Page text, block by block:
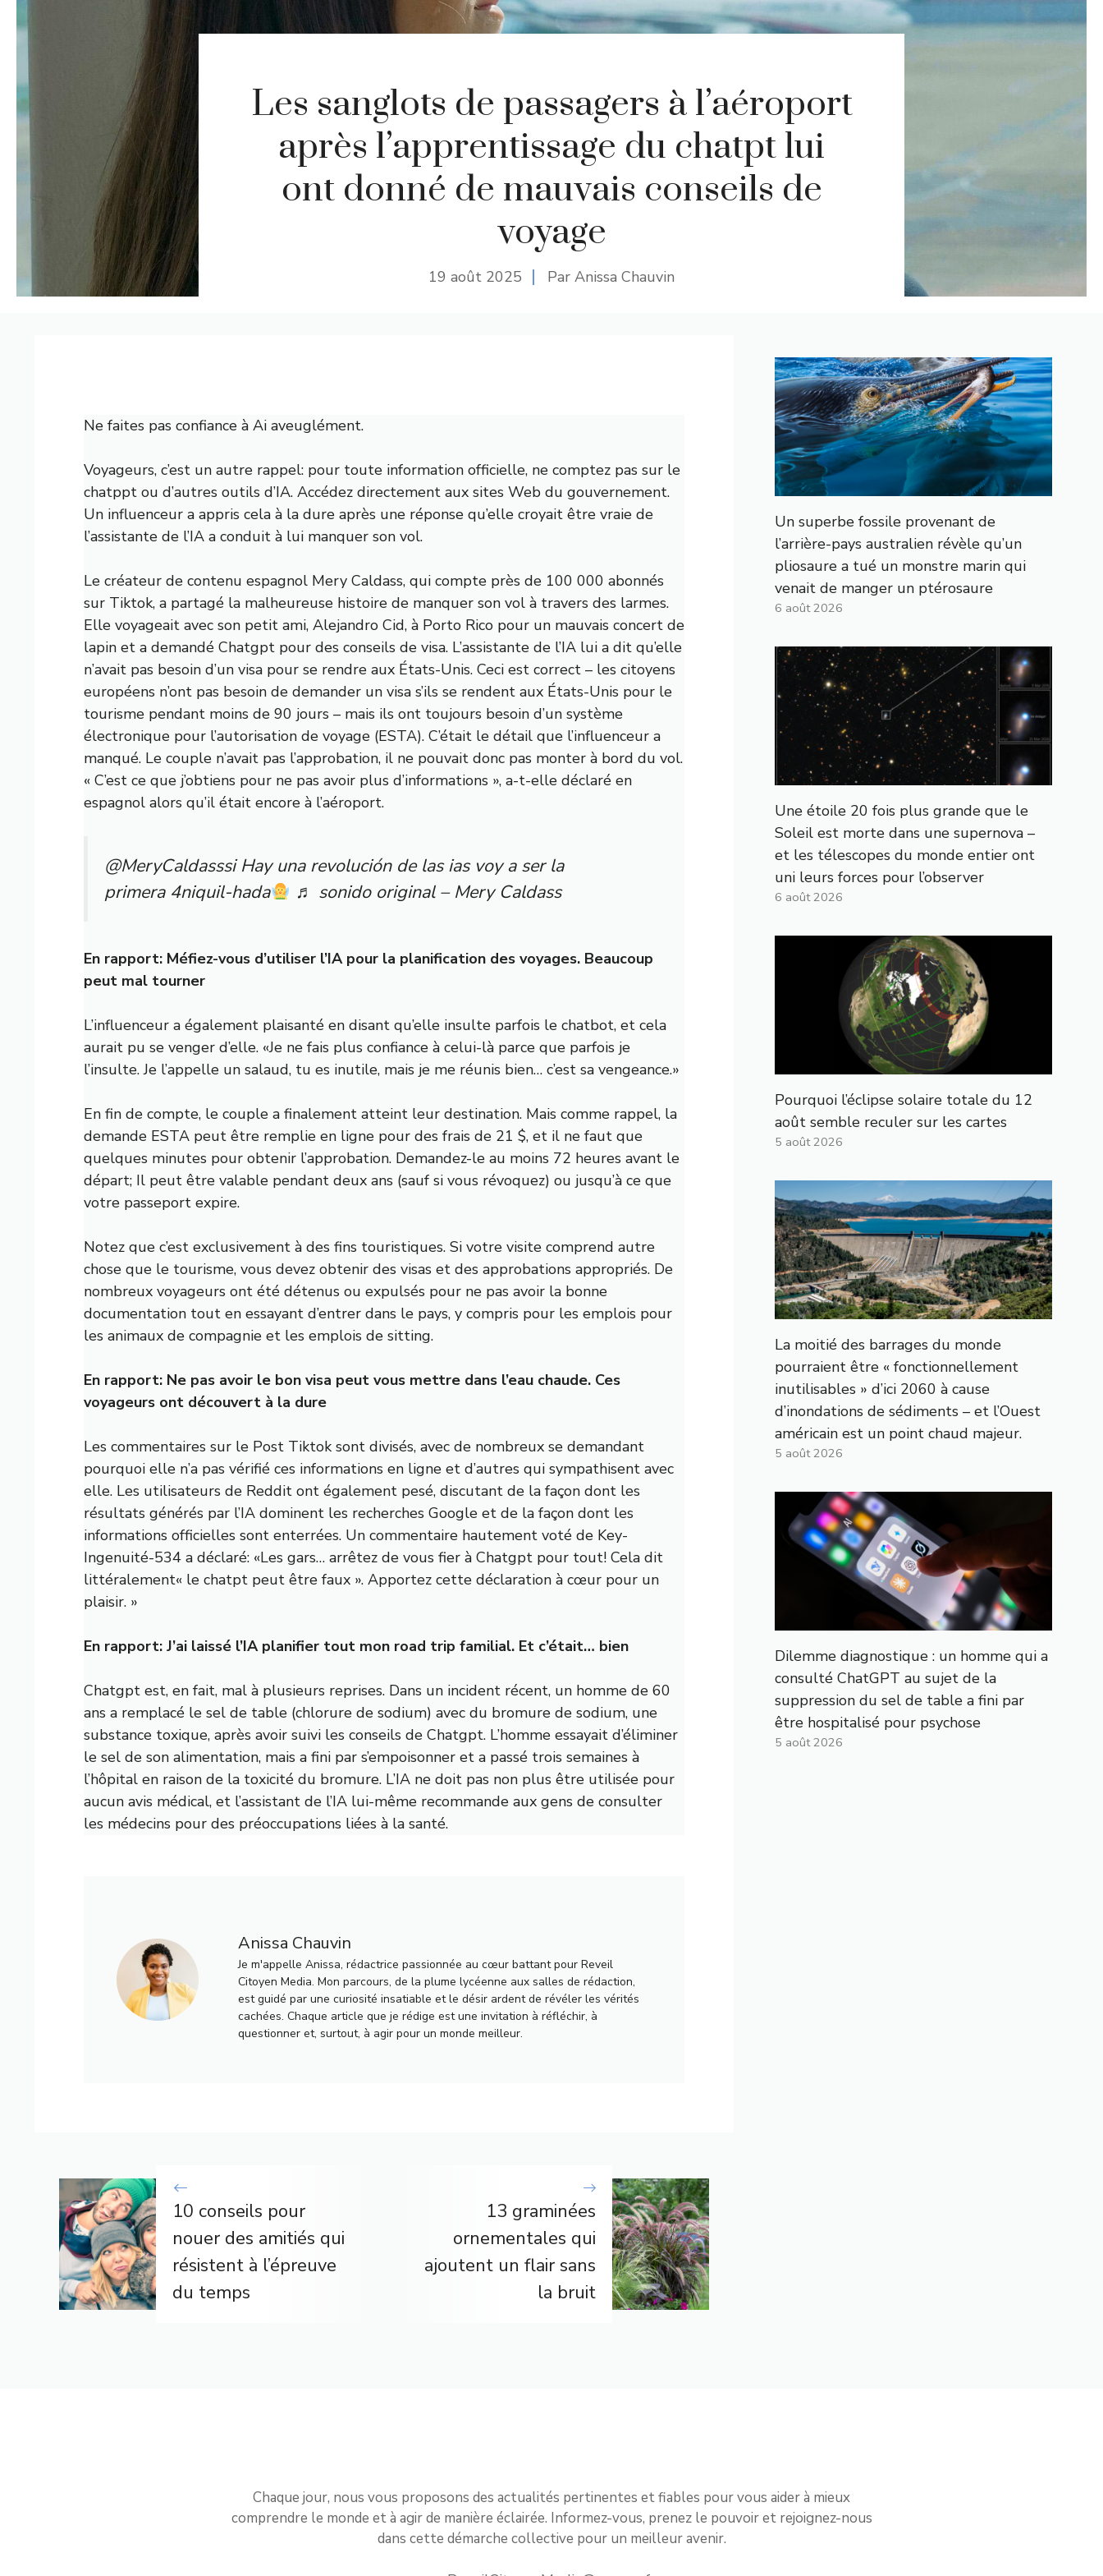
Les sanglots de passagers à l’aéroport
après l’apprentissage du chatpt lui
ont donné de mauvais conseils de
voyage
19 août 2025 Par Anissa Chauvin
Ne faites pas confiance à Ai aveuglément.
Voyageurs, c’est un autre rappel: pour toute information officielle, ne comptez pas sur le
chatppt ou d’autres outils d’IA. Accédez directement aux sites Web du gouvernement.
Un influenceur a appris cela à la dure après une réponse qu’elle croyait être vraie de
l’assistante de l’IA a conduit à lui manquer son vol.
Le créateur de contenu espagnol Mery Caldass, qui compte près de 100 000 abonnés
sur Tiktok, a partagé la malheureuse histoire de manquer son vol à travers des larmes.
Elle voyageait avec son petit ami, Alejandro Cid, à Porto Rico pour un mauvais concert de
lapin et a demandé Chatgpt pour des conseils de visa. L’assistante de l’IA lui a dit qu’elle
n’avait pas besoin d’un visa pour se rendre aux États-Unis. Ceci est correct – les citoyens
européens n’ont pas besoin de demander un visa s’ils se rendent aux États-Unis pour le
tourisme pendant moins de 90 jours – mais ils ont toujours besoin d’un système
électronique pour l’autorisation de voyage (ESTA). C’était le détail que l’influenceur a
manqué. Le couple n’avait pas l’approbation, il ne pouvait donc pas monter à bord du vol.
« C’est ce que j’obtiens pour ne pas avoir plus d’informations », a-t-elle déclaré en
espagnol alors qu’il était encore à l’aéroport.
@MeryCaldasssi Hay una revolución de las ias voy a ser la
primera 4niquil-hada
♬ sonido original – Mery Caldass
En rapport: Méfiez-vous d’utiliser l’IA pour la planification des voyages. Beaucoup
peut mal tourner
L’influenceur a également plaisanté en disant qu’elle insulte parfois le chatbot, et cela
aurait pu se venger d’elle. «Je ne fais plus confiance à celui-là parce que parfois je
l’insulte. Je l’appelle un salaud, tu es inutile, mais je me réunis bien… c’est sa vengeance.»
En fin de compte, le couple a finalement atteint leur destination. Mais comme rappel, la
demande ESTA peut être remplie en ligne pour des frais de 21 $, et il ne faut que
quelques minutes pour obtenir l’approbation. Demandez-le au moins 72 heures avant le
départ; Il peut être valable pendant deux ans (sauf si vous révoquez) ou jusqu’à ce que
votre passeport expire.
Notez que c’est exclusivement à des fins touristiques. Si votre visite comprend autre
chose que le tourisme, vous devez obtenir des visas et des approbations appropriés. De
nombreux voyageurs ont été détenus ou expulsés pour ne pas avoir la bonne
documentation tout en essayant d’entrer dans le pays, y compris pour les emplois pour
les animaux de compagnie et les emplois de sitting.
En rapport: Ne pas avoir le bon visa peut vous mettre dans l’eau chaude. Ces
voyageurs ont découvert à la dure
Les commentaires sur le Post Tiktok sont divisés, avec de nombreux se demandant
pourquoi elle n’a pas vérifié ces informations en ligne et d’autres qui sympathisent avec
elle. Les utilisateurs de Reddit ont également pesé, discutant de la façon dont les
résultats générés par l’IA dominent les recherches Google et de la façon dont les
informations officielles sont enterrées. Un commentaire hautement voté de Key-
Ingenuité-534 a déclaré: «Les gars… arrêtez de vous fier à Chatgpt pour tout! Cela dit
littéralement« le chatpt peut être faux ». Apportez cette déclaration à cœur pour un
plaisir. »
En rapport: J’ai laissé l’IA planifier tout mon road trip familial. Et c’était… bien
Chatgpt est, en fait, mal à plusieurs reprises. Dans un incident récent, un homme de 60
ans a remplacé le sel de table (chlorure de sodium) avec du bromure de sodium, une
substance toxique, après avoir suivi les conseils de Chatgpt. L’homme essayait d’éliminer
le sel de son alimentation, mais a fini par s’empoisonner et a passé trois semaines à
l’hôpital en raison de la toxicité du bromure. L’IA ne doit pas non plus être utilisée pour
aucun avis médical, et l’assistant de l’IA lui-même recommande aux gens de consulter
les médecins pour des préoccupations liées à la santé.
Anissa Chauvin
Je m'appelle Anissa, rédactrice passionnée au cœur battant pour Reveil
Citoyen Media. Mon parcours, de la plume lycéenne aux salles de rédaction,
est guidé par une curiosité insatiable et le désir ardent de révéler les vérités
cachées. Chaque article que je rédige est une invitation à réfléchir, à
questionner et, surtout, à agir pour un monde meilleur.
10 conseils pour
nouer des amitiés qui
résistent à l’épreuve
du temps
13 graminées
ornementales qui
ajoutent un flair sans
la bruit
Un superbe fossile provenant de
l’arrière-pays australien révèle qu’un
pliosaure a tué un monstre marin qui
venait de manger un ptérosaure
6 août 2026
Une étoile 20 fois plus grande que le
Soleil est morte dans une supernova –
et les télescopes du monde entier ont
uni leurs forces pour l’observer
6 août 2026
Pourquoi l’éclipse solaire totale du 12
août semble reculer sur les cartes
5 août 2026
La moitié des barrages du monde
pourraient être « fonctionnellement
inutilisables » d’ici 2060 à cause
d’inondations de sédiments – et l’Ouest
américain est un point chaud majeur.
5 août 2026
Dilemme diagnostique : un homme qui a
consulté ChatGPT au sujet de la
suppression du sel de table a fini par
être hospitalisé pour psychose
5 août 2026
Chaque jour, nous vous proposons des actualités pertinentes et fiables pour vous aider à mieux
comprendre le monde et à agir de manière éclairée. Informez-vous, prenez le pouvoir et rejoignez-nous
dans cette démarche collective pour un meilleur avenir.